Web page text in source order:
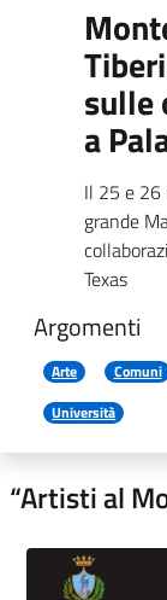
sulle
a
Il 25 e 26
grande
Texas
Argomenti
Arte Comuni
Università
“Artisti al